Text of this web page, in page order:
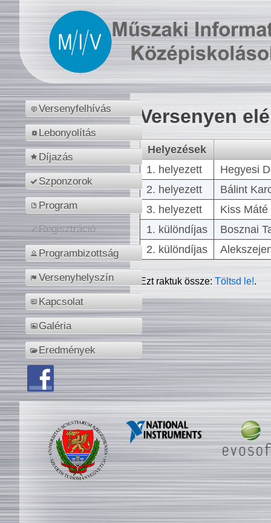
Versenyfelhívás
Lebonyolítás
Díjazás
Szponzorok
Program
Regisztráció
Programbizottság
Versenyhelyszín
Kapcsolat
Galéria
Eredmények
Versenyen
Helyezések
1. helyezett
Hegyesi
2. helyezett
Bálint
3. helyezett
Kiss
1. különdíjas
Bosznai
2. különdíjas
Ezt raktuk össze:Töltsd le!.